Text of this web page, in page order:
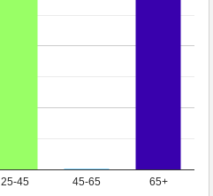
25-45 45-65 65+